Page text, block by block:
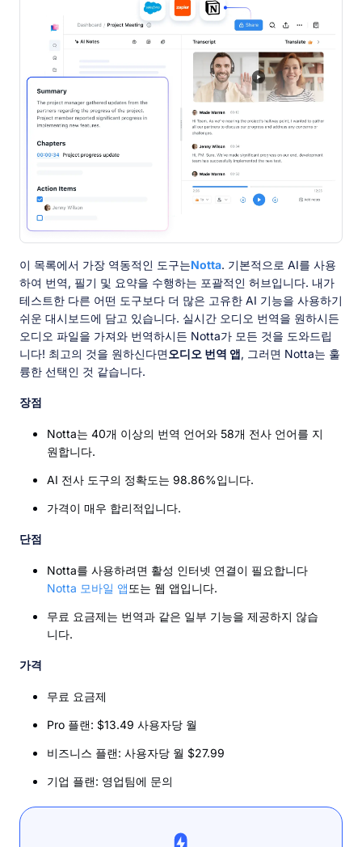
이 목록에서 가장 역동적인 도구는Notta. 기본적으로 AI를 사용
하여 번역, 필기 및 요약을 수행하는 포괄적인 허브입니다. 내가
테스트한 다른 어떤 도구보다 더 많은 고유한 AI 기능을 사용하기
쉬운 대시보드에 담고 있습니다. 실시간 오디오 번역을 원하시든
오디오 파일을 가져와 번역하시든 Notta가 모든 것을 도와드립
니다! 최고의 것을 원하신다면 오디오 번역 앱, 그러면 Notta는 훌
륭한 선택인 것 같습니다.
장점
Notta는 40개 이상의 번역 언어와 58개 전사 언어를 지
원합니다.
AI 전사 도구의 정확도는 98.86%입니다.
가격이 매우 합리적입니다.
단점
Notta를 사용하려면 활성 인터넷 연결이 필요합니다
Notta 모바일 앱 또는 웹 앱입니다.
무료 요금제는 번역과 같은 일부 기능을 제공하지 않습
니다.
가격
무료 요금제
Pro 플랜: $13.49 사용자당 월
비즈니스 플랜: 사용자당 월 $27.99
기업 플랜: 영업팀에 문의